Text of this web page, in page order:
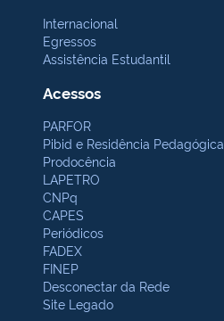
Internacional
Egressos
Assistência Estudantil
Acessos
PARFOR
Pibid e Residência Pedagógica
Prodocência
LAPETRO
CNPq
CAPES
Periódicos
FADEX
FINEP
Desconectar da Rede
Site Legado